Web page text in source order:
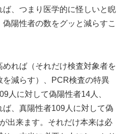
、つまり医学的に怪しいと睨
陽性者の数をグッと減らすこ
れば（それだけ検査対象者を
減らす）、PCR検査の特異
人に対して偽陽性者14人、
、真陽性者109人に対して偽
出来ます。それだけ本来は必